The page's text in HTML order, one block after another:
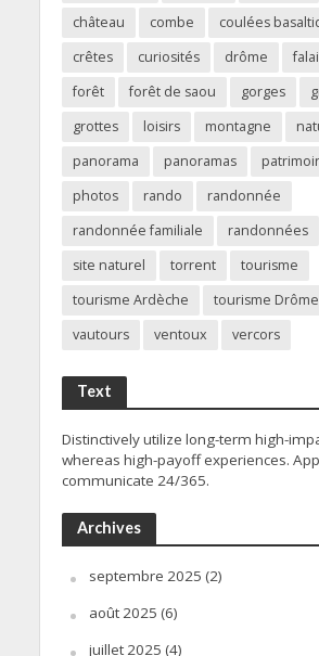
château
combe coulées
crêtes
curiosités drôme
forêt
forêt de saou gorges
grottes
loisirs montagne
panorama
panoramas
photos
rando
randonnée
randonnée familiale
randonnées
site naturel
torrent
tourisme
tourisme Ardèche
tourisme Drôme
vautours
ventoux vercors
Text
Distinctively utilize long-term high-
whereas high-payoff experiences.
communicate 24/365.
Archives
septembre 2025 (2)
août 2025 (6)
juillet 2025 (4)